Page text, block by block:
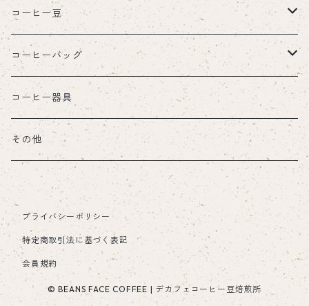
コーヒー豆
デカフェ(カフェインレス)
ノーマル
コーヒーバッグ
デカフェ(カフェインレス)
ノーマル
コーヒー器具
その他
プライバシーポリシー
特定商取引法に基づく表記
会員規約
© BEANS FACE COFFEE | デカフェコーヒー豆焙煎所